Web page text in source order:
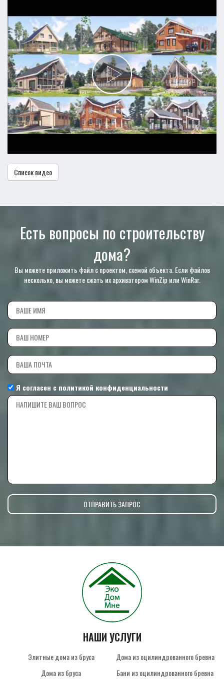
Список видео
Есть вопросы по строительству
дома?
Вы можете приложить файл с проектом, схемой объекта. Если файлов
несколько, вы можете сжать их архиватором WinZip или WinRar.
Я согласен с политикой конфиденциальности
НАШИ УСЛУГИ
Элитные дома из бруса
Дома из бруса
Дома из оцилиндрованного бревна
Бани из оцилиндрованного бревна